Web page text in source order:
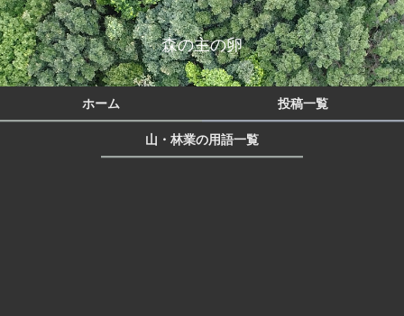
森の主の卵
ホーム 投稿一覧
山・林業の用語一覧